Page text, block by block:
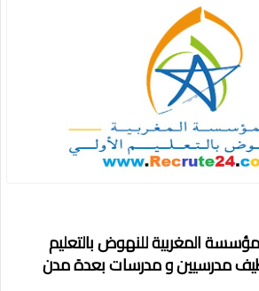
المغربية للنهوض بالتعليم
مدرسيين و مدرسات بعدة مدن